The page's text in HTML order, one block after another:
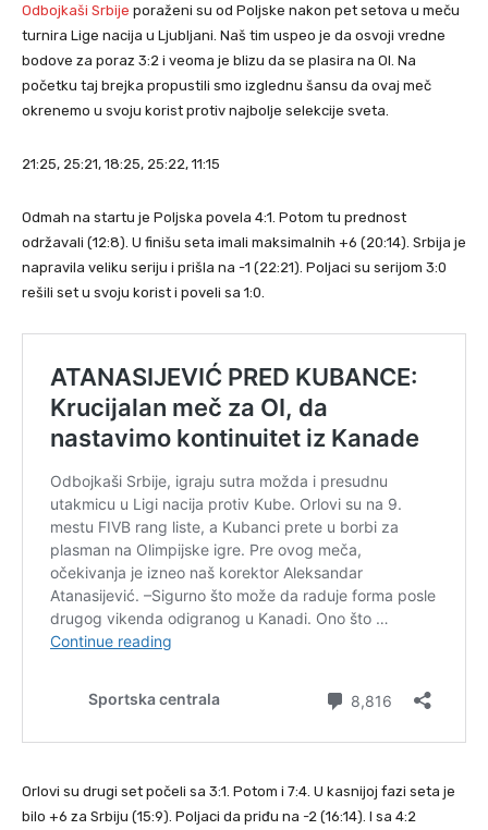
Odbojkaši Srbije poraženi su od Poljske nakon pet setova u meču
turnira Lige nacija u Ljubljani. Naš tim uspeo je da osvoji vredne
bodove za poraz 3:2 i veoma je blizu da se plasira na OI. Na
početku taj brejka propustili smo izglednu šansu da ovaj meč
okrenemo u svoju korist protiv najbolje selekcije sveta.
21:25, 25:21, 18:25, 25:22, 11:15
Odmah na startu je Poljska povela 4:1. Potom tu prednost
održavali (12:8). U finišu seta imali maksimalnih +6 (20:14). Srbija je
napravila veliku seriju i prišla na -1 (22:21). Poljaci su serijom 3:0
rešili set u svoju korist i poveli sa 1:0.
Orlovi su drugi set počeli sa 3:1. Potom i 7:4. U kasnijoj fazi seta je
bilo +6 za Srbiju (15:9). Poljaci da priđu na -2 (16:14). I sa 4:2